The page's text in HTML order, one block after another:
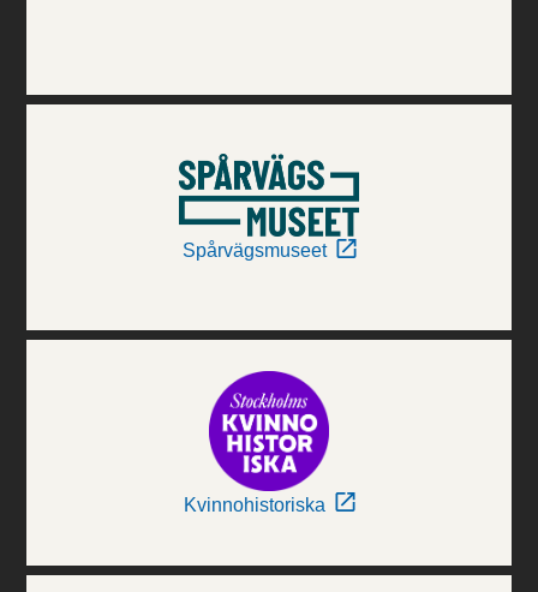
Spårvägsmuseet
Kvinnohistoriska